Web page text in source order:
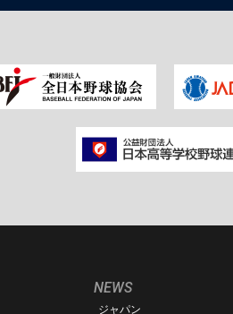
NEWS
ジャパン